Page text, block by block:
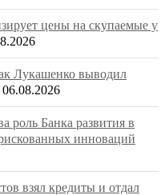
цены на скупаемые у
Лукашенко выводил
06.08.2026
роль Банка развития в
инноваций
взял кредиты и отдал